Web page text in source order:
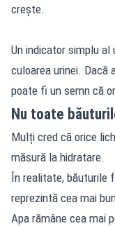
crește.
Un indicator simplu
culoarea urinei. Dacă
poate fi un semn că
Nu toate
Mulți cred că orice
măsură la hidratare.
În realitate, băuturile
reprezintă cea mai
Apa rămâne cea mai